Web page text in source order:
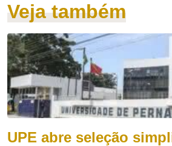
Veja também
UPE abre seleção